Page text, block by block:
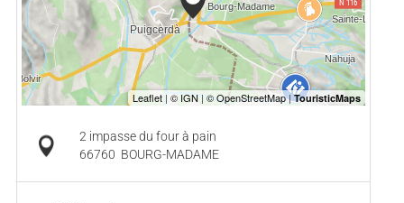
2 impasse du four à pain
66760 BOURG-MADAME